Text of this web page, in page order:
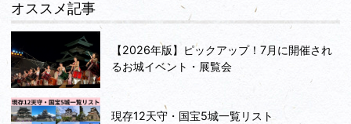
オススメ記事
【2026年版】ピックアップ！7月に開催され
るお城イベント・展覧会
現存12天守・国宝5城一覧リスト